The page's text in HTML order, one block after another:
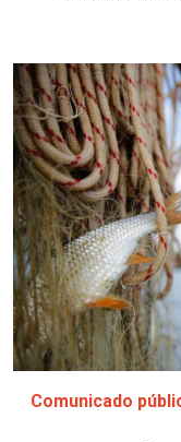
Imagen
Comunicado